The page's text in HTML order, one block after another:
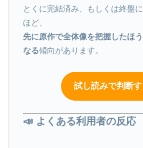
とくに完結済み、もしくは終盤
ほど、
先に原作で全体像を把握したほ
なる傾向があります。
試し読みで判断
📣 よくある利用者の反応